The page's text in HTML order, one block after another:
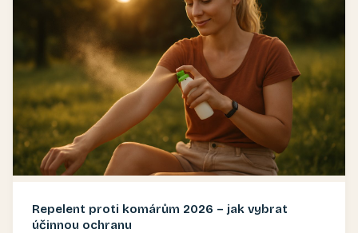
Repelent proti komárům 2026 – jak vybrat
účinnou ochranu